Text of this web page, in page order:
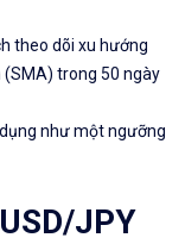
theo dõi xu hướng
trong 50 ngày
như một ngưỡng
JPY